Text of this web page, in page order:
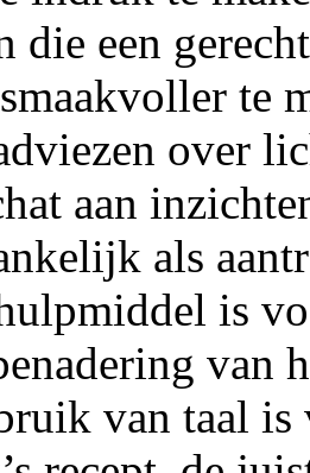
die een
te
over
aan
als
is
van
van taal